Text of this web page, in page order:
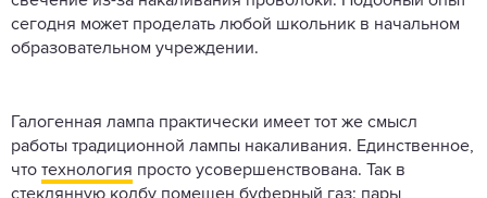
сегодня может проделать любой школьник в начальном
образовательном учреждении.
Галогенная лампа практически имеет тот же смысл
работы традиционной лампы накаливания. Единственное,
что технология просто усовершенствована. Так в